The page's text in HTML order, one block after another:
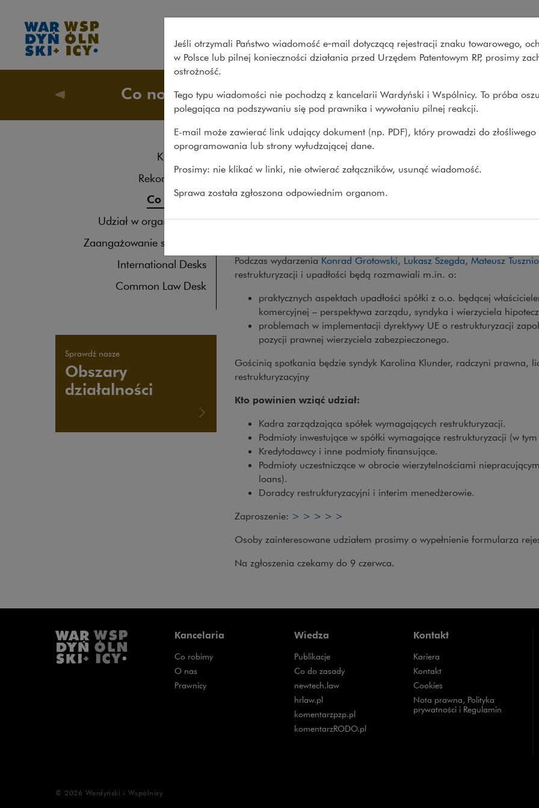
Co robimy O nas Nasze
Co nowego
Kancelaria
Rekomendacje
Co nowego
Udział w organizacjach
Zaangażowanie społeczne
International Desks
Common Law Desk
Sprawdź nasze
Obszary
działalności
O nas> Co nowego> XIII Seminarium Restrukturyzacyjne
XIII Seminarium
12.05.2026
11 czerwca 2026 r. zapraszamy na XIII edycję
Podczas wydarzenia Konrad GrotowskiUwaga, link zostanie otwarty w
, Lukasz SzegdaUwaga, link
, Mateusz Tusznio
restrukturyzacji i upadłości będą rozmawiali m.in. o:
praktycznych aspektach upadłości spółki z o.o. będącej
komercyjnej – perspektywa zarządu, syndyka i wierzyciela
problemach w implementacji dyrektywy UE o restrukturyzacji
pozycji prawnej wierzyciela zabezpieczonego.
Gościnią spotkania będzie syndyk Karolina Klunder, radczyni prawna,
restrukturyzacyjny
Kto powinien wziąć udział:
Kadra zarządzająca spółek wymagających restrukturyzacji.
Podmioty inwestujące w spółki wymagające restrukturyzacji (w
Kredytodawcy i inne podmioty finansujące.
Podmioty uczestniczące w obrocie wierzytelnościami
loans).
Doradcy restrukturyzacyjni i interim menedżerowie.
Zaproszenie: > > > > >Uwaga, link zostanie otwarty w nowym oknie
Osoby zainteresowane udziałem prosimy o wypełnienie formularza
Na zgłoszenia czekamy do 9 czerwca.
Kancelaria
Co robimy
O nas
Prawnicy
Wiedza
Publikacje
Co do zasadyUwaga, link zostanie otwarty w nowym oknie
newtech.lawUwaga, link zostanie otwarty w nowym oknie
hrlaw.plUwaga, link zostanie otwarty w nowym oknie
komentarzpzp.plUwaga, link zostanie otwarty w nowym oknie
komentarzRODO.plUwaga, link zostanie otwarty w nowym oknie
Kontakt
Kariera
Kontakt
Cookies
Nota prawna, Polityka
prywatności i Regulamin
© 2026 Wardyński i Wspólnicy
Jeśli otrzymali Państwo wiadomość e‑mail dotyczącą rejestracji znaku towarowego,
w Polsce lub pilnej konieczności działania przed Urzędem Patentowym RP, prosimy
ostrożność.
Tego typu wiadomości nie pochodzą z kancelarii Wardyński i Wspólnicy. To próba
polegająca na podszywaniu się pod prawnika i wywołaniu pilnej reakcji.
E-mail może zawierać link udający dokument (np. PDF), który prowadzi do złośliwego
oprogramowania lub strony wyłudzającej dane.
Prosimy: nie klikać w linki, nie otwierać załączników, usunąć wiadomość.
Sprawa została zgłoszona odpowiednim organom.